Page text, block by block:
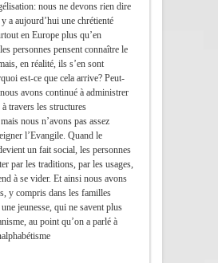
nous ne devons rien dire
a aujourd’hui une chrétienté
en Europe plus qu’en
personnes pensent connaître le
en réalité, ils s’en sont
est-ce que cela arrive? Peut-
avons continué à administrer
à travers les structures
nous n’avons pas assez
l’Evangile. Quand le
un fait social, les personnes
par les traditions, par les usages,
à se vider. Et ainsi nous avons
y compris dans les familles
jeunesse, qui ne savent plus
au point qu’on a parlé à